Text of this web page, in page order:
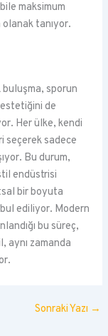
maksimum
tanıyor.
sporun
de
Her ülke, kendi
seçerek sadece
Bu durum,
endüstrisi
bir boyuta
ediliyor. Modern
bu süreç,
aynı zamanda
Sonraki Yazı →